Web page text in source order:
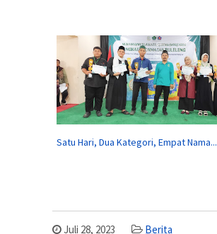
Satu Hari, Dua Kategori, Empat Nama...
Juli 28, 2023 Berita